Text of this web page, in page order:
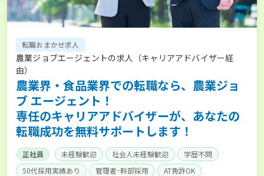
転職おまかせ求人
農業ジョブエージェントの求人（キャリアアドバイザー経
由）
農業界・食品業界での転職なら、農業ジョ
ブ エージェント！
専任のキャリアアドバイザーが、あなたの
転職成功を無料サポートします！
正社員 未経験歓迎 社会人未経験歓迎
学歴不問
50代採用実績あり
管理者･幹部採用
AT免許OK